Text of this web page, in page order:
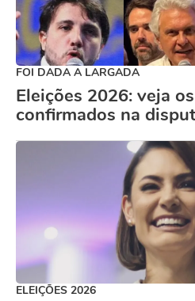
FOI DADA A LARGADA
Eleições 2026: veja
confirmados na
ELEIÇÕES 2026